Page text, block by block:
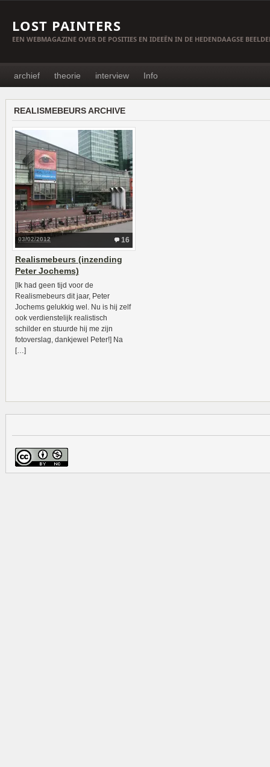
LOST PAINTERS
EEN WEBMAGAZINE OVER DE POSITIES EN IDEEËN IN DE HEDENDAAGSE
archief theorie interview Info
REALISMEBEURS ARCHIVE
16
03/02/2012
Realismebeurs (inzending
Peter Jochems)
[Ik had geen tijd voor de
Realismebeurs dit jaar, Peter
Jochems gelukkig wel. Nu is hij zelf
ook verdienstelijk realistisch
schilder en stuurde hij me zijn
fotoverslag, dankjewel Peter!] Na
[…]